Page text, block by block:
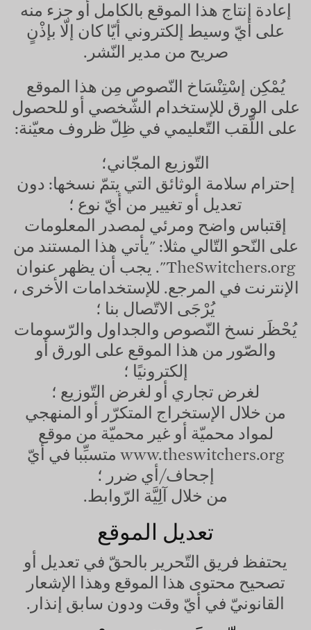
إعادة إنتاج هذا الموقع بالكامل أو جزء منه
على أيّ وسيط إلكتروني أيّا كان إلّا بإذْنٍ
صريح من مدير النّشر.
يُمْكِن إسْتِنْسَاخ النّصوص مِن هذا الموقع
على الورق للإستخدام الشّخصي أو للحصول
على اللّقب التّعليمي في ظِلّ ظروف معيّنة:
التّوزيع المجّاني؛
إحترام سلامة الوثائق التي يتمّ نسخها: دون
تعديل أو تغيير من أيّ نوع ؛
إقتباس واضح ومرئي لمصدر المعلومات
على النّحو التّالي مثلا: "يأتي هذا المستند من
TheSwitchers.org". يجب أن يظهر عنوان
الإنترنت في المرجع. للإستخدامات الأخرى ،
يُرْجَى الاتّصال بنا ؛
يُحْظَر نسخ النّصوص والجداول والرّسومات
والصّور من هذا الموقع على الورق أو
إلكترونيًا ؛
لغرض تجاري أو لغرض التّوزيع ؛
من خلال الإستخراج المتكرّر أو المنهجي
لمواد محميّة أو غير محميّة من موقع
www.theswitchers.org متسبِّبا في أيّ
إجحاف/أي ضرر ؛
من خلال آلِيَّة الرّوابط.
تعديل الموقع
يحتفظ فريق التّحرير بالحقّ في تعديل أو
تصحيح محتوى هذا الموقع وهذا الإشعار
القانونيّ في أيّ وقت ودون سابق إنذار.